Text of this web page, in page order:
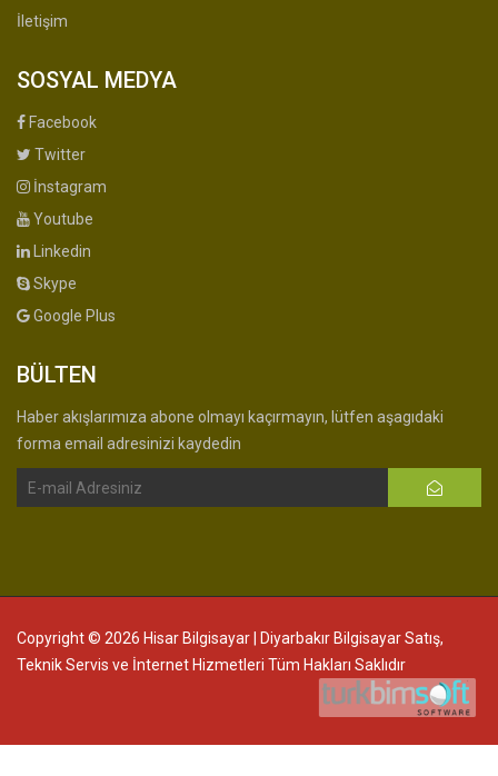
İletişim
SOSYAL MEDYA
Facebook
Twitter
İnstagram
Youtube
Linkedin
Skype
Google Plus
BÜLTEN
Haber akışlarımıza abone olmayı kaçırmayın, lütfen aşagıdaki
forma email adresinizi kaydedin
Copyright © 2026 Hisar Bilgisayar | Diyarbakır Bilgisayar Satış,
Teknik Servis ve İnternet Hizmetleri Tüm Hakları Saklıdır